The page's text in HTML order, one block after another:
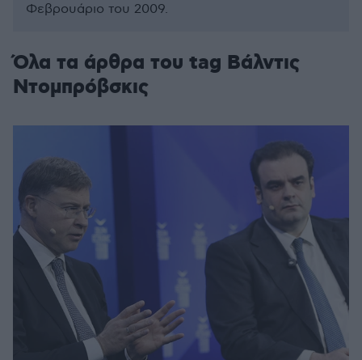
Φεβρουάριο του 2009.
Όλα τα άρθρα του tag Βάλντις
Ντομπρόβσκις